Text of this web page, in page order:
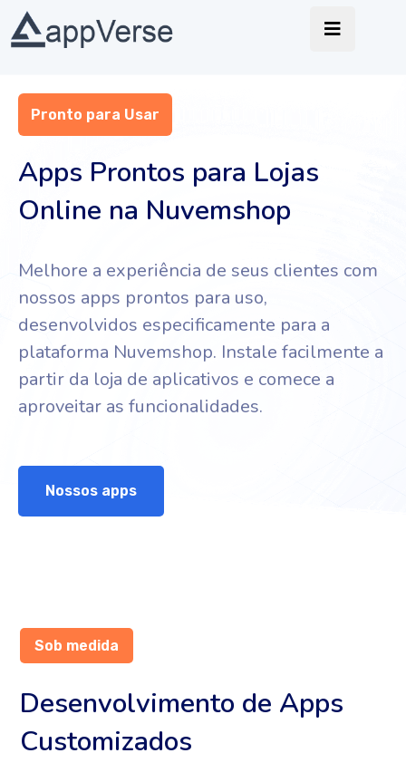
Pronto para Usar
Apps Prontos para Lojas
Online na Nuvemshop
Melhore a experiência de seus clientes com
nossos apps prontos para uso,
desenvolvidos especificamente para a
plataforma Nuvemshop. Instale facilmente a
partir da loja de aplicativos e comece a
aproveitar as funcionalidades.
Nossos apps
Sob medida
Desenvolvimento de Apps
Customizados